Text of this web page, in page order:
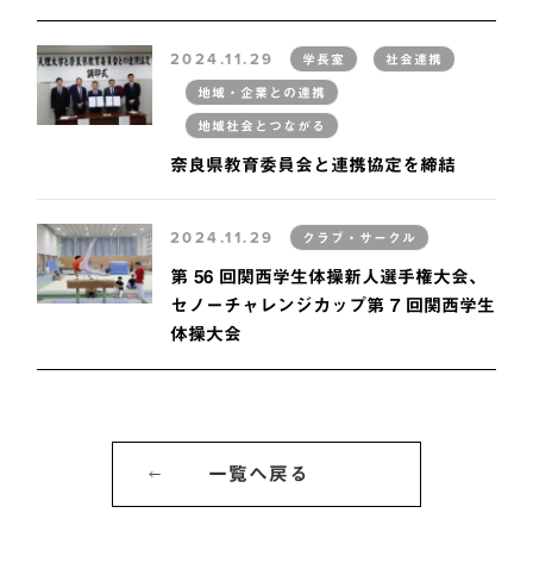
2024.11.29 学長室 社会連携
地域・企業との連携
地域社会とつながる
奈良県教育委員会と連携協定を締結
2024.11.29 クラブ・サークル
第 56 回関西学生体操新人選手権大会、
セノーチャレンジカップ第 7 回関西学生
体操大会
一覧へ戻る